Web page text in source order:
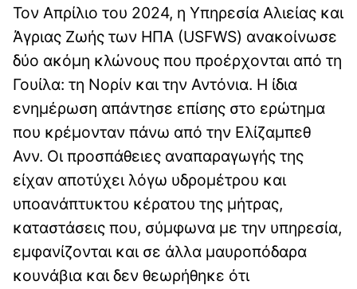
Τον Απρίλιο του 2024, η Υπηρεσία Αλιείας και
Άγριας Ζωής των ΗΠΑ (USFWS) ανακοίνωσε
δύο ακόμη κλώνους που προέρχονται από τη
Γουίλα: τη Νορίν και την Αντόνια. Η ίδια
ενημέρωση απάντησε επίσης στο ερώτημα
που κρέμονταν πάνω από την Ελίζαμπεθ
Ανν. Οι προσπάθειες αναπαραγωγής της
είχαν αποτύχει λόγω υδρομέτρου και
υποανάπτυκτου κέρατου της μήτρας,
καταστάσεις που, σύμφωνα με την υπηρεσία,
εμφανίζονται και σε άλλα μαυροπόδαρα
κουνάβια και δεν θεωρήθηκε ότι